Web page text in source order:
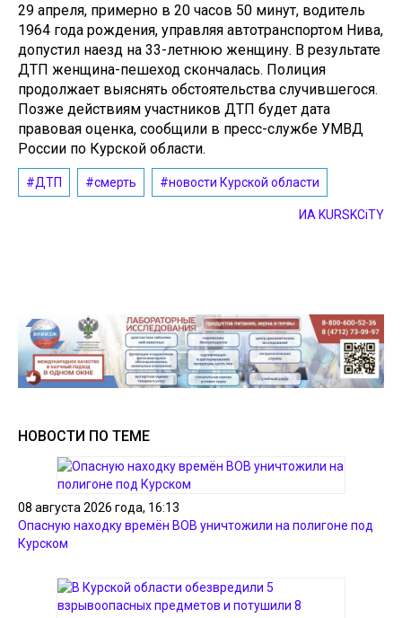
29 апреля, примерно в 20 часов 50 минут, водитель
1964 года рождения, управляя автотранспортом Нива,
допустил наезд на 33-летнюю женщину. В результате
ДТП женщина-пешеход скончалась. Полиция
продолжает выяснять обстоятельства случившегося.
Позже действиям участников ДТП будет дата
правовая оценка, сообщили в пресс-службе УМВД
России по Курской области.
#ДТП #смерть #новости Курской области
ИА KURSKCiTY
НОВОСТИ ПО ТЕМЕ
08 августа 2026 года, 16:13
Опасную находку времён ВОВ уничтожили на полигоне под
Курском